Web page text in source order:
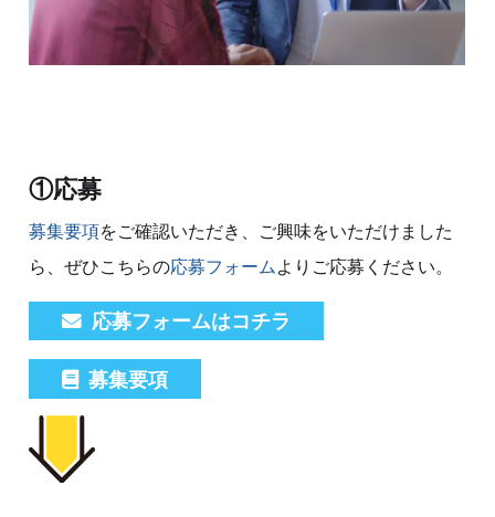
①応募
募集要項をご確認いただき、ご興味をいただけました
ら、ぜひこちらの応募フォーム よりご応募ください。
応募フォームはコチラ
募集要項